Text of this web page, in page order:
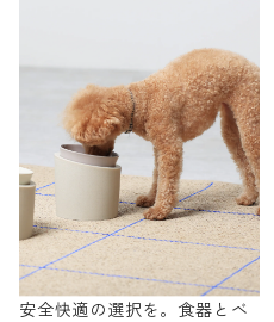
安全快適の選択を。食器とベ